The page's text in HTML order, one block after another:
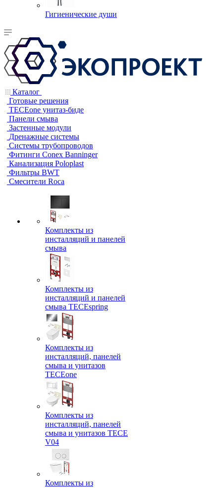
Гигиенические души
Каталог
Готовые решения
TECEone унитаз-биде
Панели смыва
Застенные модули
Дренажные системы
Системы трубопроводов
Фитинги Conex Banninger
Канализация Poloplast
Фильтры BWT
Смесители Roca
Комплекты из
инсталляций и панелей
смыва
Комплекты из
инсталляций и панелей
смыва TECEspring
Комплекты из
инсталляций, панелей
смыва и унитазов
TECEone
Комплекты из
инсталляций, панелей
смыва и унитазов ТЕСЕ
V04
Комплекты из